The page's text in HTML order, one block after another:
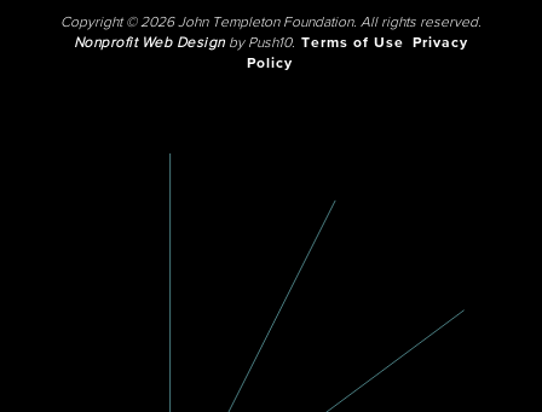
Copyright © 2026 John Templeton Foundation. All rights reserved.
Nonprofit Web Designby Push10. Terms of Use
Privacy
Policy